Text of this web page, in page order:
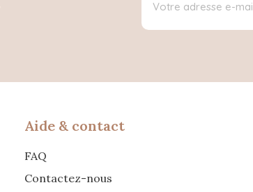
Aide & contact
FAQ
Contactez-nous